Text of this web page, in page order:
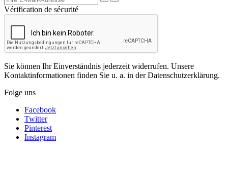
Vérification de sécurité
Sie können Ihr Einverständnis jederzeit widerrufen. Unsere
Kontaktinformationen finden Sie u. a. in der Datenschutzerklärung.
Folge uns
Facebook
Twitter
Pinterest
Instagram